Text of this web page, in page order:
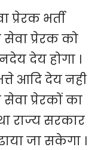
प्रेरक भर्ती
सेवा प्रेरक को
देय होगा ।
आदि देय नही
सेवा प्रेरकों का
राज्य सरकार
जा सकेगा ।